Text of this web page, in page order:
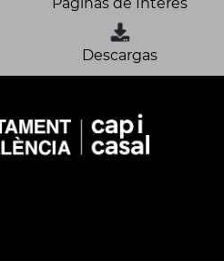
Descargas